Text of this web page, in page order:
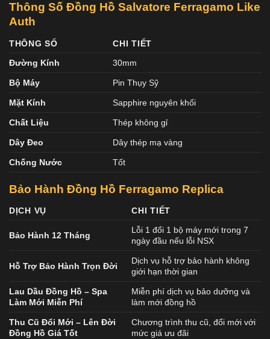
Thông Số Đồng Hồ Salvatore Ferragamo Like
Auth
THÔNG SỐ
CHI TIẾT
Đường Kính
30mm
Bộ Máy Pin Thụy Sỹ
Mặt Kính Sapphire nguyên khối
Chất Liệu Thép không gỉ
Dây Đeo Dây thép mạ vàng
Chống Nước Tốt
Bảo Hành Đồng Hồ Ferragamo Replica
DỊCH VỤ CHI TIẾT
Bảo Hành 12 Tháng
Lỗi 1 đổi 1 bộ máy mới trong 7
ngày đầu nếu lỗi NSX
Hỗ Trợ Bảo Hành Trọn Đời
Dịch vụ hỗ trợ bảo hành không
giới hạn thời gian
Lau Dầu Đồng Hồ – Spa
Làm Mới Miễn Phí
Miễn phí dịch vụ bảo dưỡng và
làm mới đồng hồ
Thu Cũ Đổi Mới – Lên Đời
Đồng Hồ Giá Tốt
Chương trình thu cũ, đổi mới với
mức giá ưu đãi